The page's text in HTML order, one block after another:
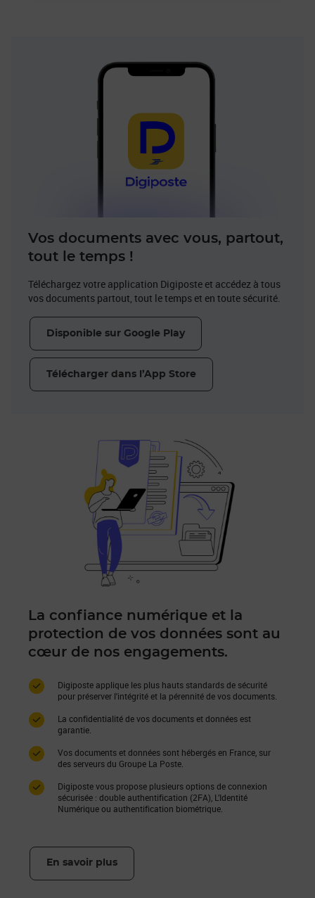
Vos documents avec vous, partout,
tout le temps !
Téléchargez votre application Digiposte et accédez à tous
vos documents partout, tout le temps et en toute sécurité.
Disponible sur Google Play
Télécharger dans l’App Store
La confiance numérique et la
protection de vos données sont au
cœur de nos engagements.
Digiposte applique les plus hauts standards de sécurité
pour préserver l'intégrité et la pérennité de vos documents.
La confidentialité de vos documents et données est
garantie.
Vos documents et données sont hébergés en France, sur
des serveurs du Groupe La Poste.
Digiposte vous propose plusieurs options de connexion
sécurisée : double authentification (2FA), L’Identité
Numérique ou authentification biométrique.
En savoir plus